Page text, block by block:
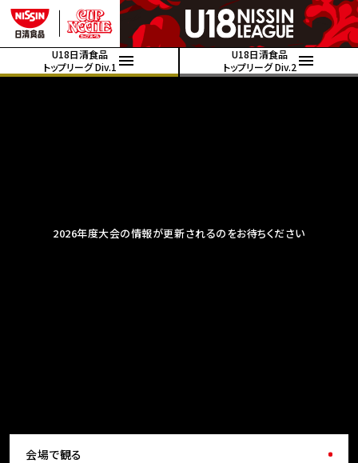
U18日清食品
トップリーグ Div.1
U18日清食品
トップリーグ Div.2
2026年度大会の情報が更新されるのをお待ちください
会場で観る